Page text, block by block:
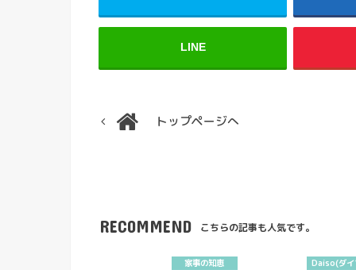
LINE
トップページへ
RECOMMEND こちらの記事も人気です。
家事の知恵 Daiso(ダイ